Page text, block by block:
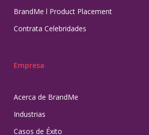
BrandMe l Product Placement
Contrata Celebridades
Empresa
Acerca de BrandMe
Industrias
Casos de Éxito